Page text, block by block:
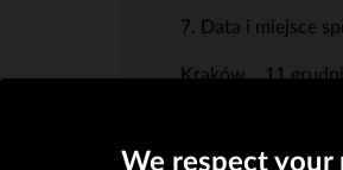
7. Data i miejsce
Kraków, 11
We respect your